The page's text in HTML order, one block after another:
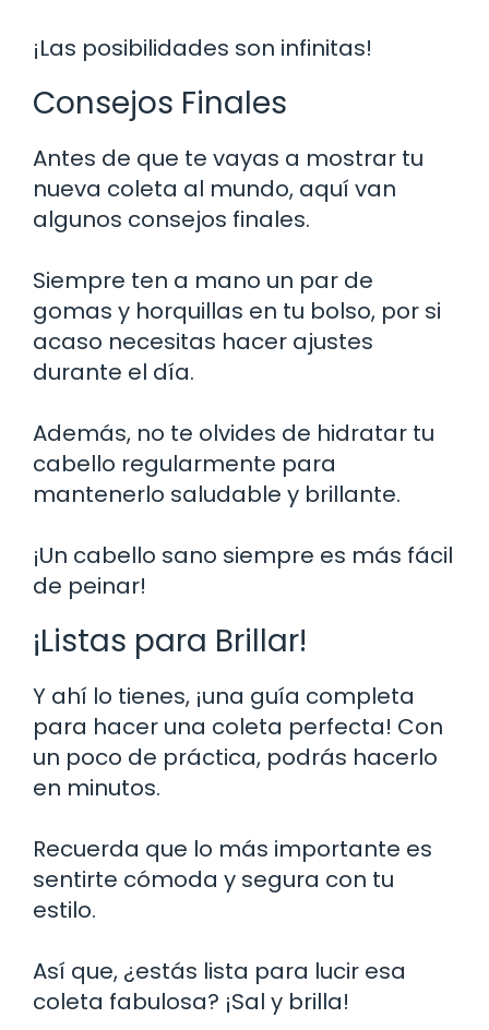
¡Las posibilidades son infinitas!
Consejos Finales
Antes de que te vayas a mostrar tu
nueva coleta al mundo, aquí van
algunos consejos finales.
Siempre ten a mano un par de
gomas y horquillas en tu bolso, por si
acaso necesitas hacer ajustes
durante el día.
Además, no te olvides de hidratar tu
cabello regularmente para
mantenerlo saludable y brillante.
¡Un cabello sano siempre es más fácil
de peinar!
¡Listas para Brillar!
Y ahí lo tienes, ¡una guía completa
para hacer una coleta perfecta! Con
un poco de práctica, podrás hacerlo
en minutos.
Recuerda que lo más importante es
sentirte cómoda y segura con tu
estilo.
Así que, ¿estás lista para lucir esa
coleta fabulosa? ¡Sal y brilla!